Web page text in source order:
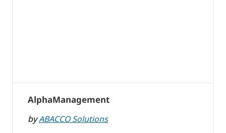
AlphaManagement
byABACCO Solutions